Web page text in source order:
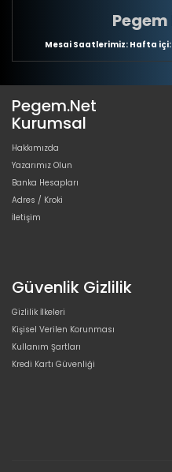
Mesai Saatlerimiz: Hafta içi:
Pegem.Net
Kurumsal
Hakkımızda
Yazarımız Olun
Banka Hesapları
Adres / Kroki
İletişim
Güvenlik Gizlilik
Gizlilik İlkeleri
Kişisel Verilen Korunması
Kullanım Şartları
Kredi Kartı Güvenliği